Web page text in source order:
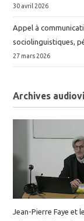
30 avril 2026
Appel à
sociolinguistiques,
27 mars 2026
Archives
Jean-Pierre Faye et